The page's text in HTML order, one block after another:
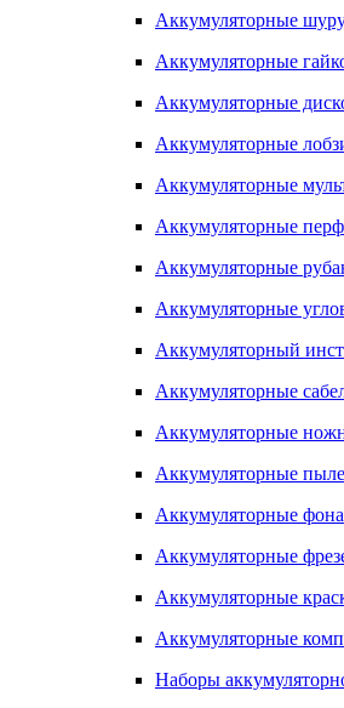
Аккумуляторные
Аккумуляторные
Аккумуляторные
Аккумуляторные
Аккумуляторные
Аккумуляторные
Аккумуляторные
Аккумуляторные
Аккумуляторный
Аккумуляторные
Аккумуляторные
Аккумуляторные
Аккумуляторные
Аккумуляторные
Аккумуляторные
Аккумуляторные
Наборы